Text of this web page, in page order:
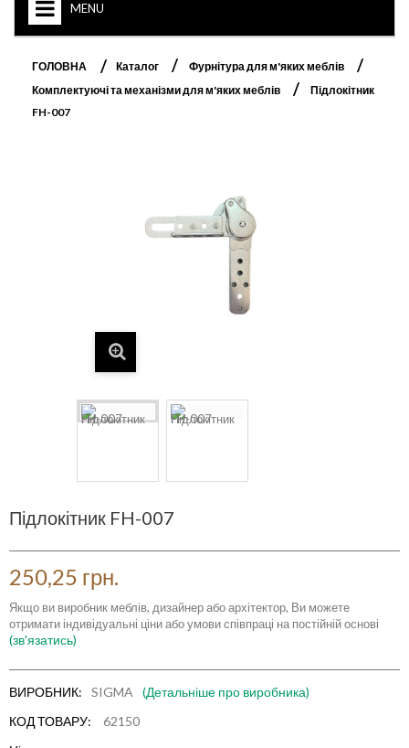
MENU
ГОЛОВНА Каталог
Фурнітура для м'яких меблів
Комплектуючі та механізми для м'яких меблів
Підлокітник
FH-007
Підлокітник FH-007
250,25 грн.
Якщо ви виробник меблів, дизайнер або архітектор, Ви можете
отримати індивідуальні ціни або умови співпраці на постійній основі
(зв'язатись)
ВИРОБНИК: SIGMA
(Детальніше про виробника)
КОД ТОВАРУ:
62150